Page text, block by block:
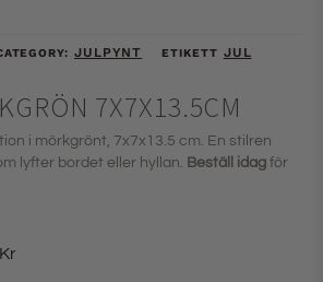
JULPYNT ETIKETT JUL
7X7X13.5CM
i mörkgrönt, 7x7x13.5 cm. En stilren
lyfter bordet eller hyllan. Beställ idagför
Kr